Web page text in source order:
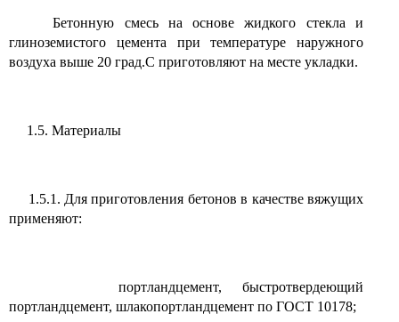
Бетонную смесь на основе жидкого стекла и
глиноземистого цемента при температуре наружного
воздуха выше 20 град.С приготовляют на месте укладки.
1.5. Материалы
1.5.1. Для приготовления бетонов в качестве вяжущих
применяют:
портландцемент, быстротвердеющий
портландцемент, шлакопортландцемент по ГОСТ 10178;